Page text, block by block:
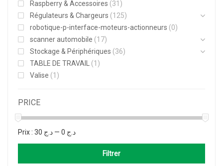
Raspberry & Accessoires (31)
Régulateurs & Chargeurs (125)
robotique-p-interface-moteurs-actionneurs (0)
scanner automobile (17)
Stockage & Périphériques (36)
TABLE DE TRAVAIL (1)
Valise (1)
PRICE
Filtrer
Prix : د.ج 0 — د.ج 30